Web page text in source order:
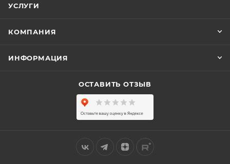
УСЛУГИ
КОМПАНИЯ
ИНФОРМАЦИЯ
ОСТАВИТЬ ОТЗЫВ